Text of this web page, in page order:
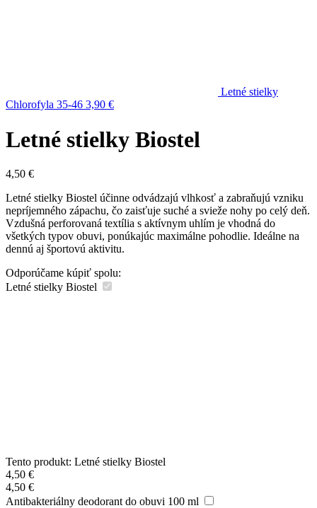
Letné stielky
Chlorofyla 35-46 3,90 €
Letné stielky Biostel
4,50 €
Letné stielky Biostel účinne odvádzajú vlhkosť a zabraňujú vzniku
nepríjemného zápachu, čo zaisťuje suché a svieže nohy po celý deň.
Vzdušná perforovaná textília s aktívnym uhlím je vhodná do
všetkých typov obuvi, ponúkajúc maximálne pohodlie. Ideálne na
dennú aj športovú aktivitu.
Odporúčame kúpiť spolu:
Letné stielky Biostel
Tento produkt: Letné stielky Biostel
4,50 €
4,50 €
Antibakteriálny deodorant do obuvi 100 ml